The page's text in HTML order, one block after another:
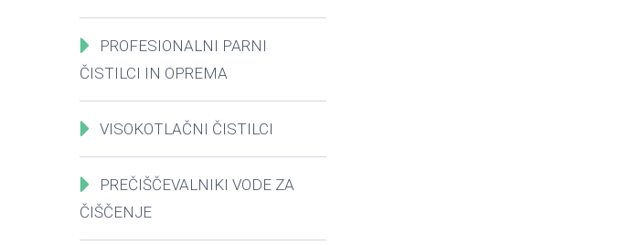
PROFESIONALNI PARNI
ČISTILCI IN OPREMA
VISOKOTLAČNI ČISTILCI
PREČIŠČEVALNIKI VODE ZA
ČIŠČENJE